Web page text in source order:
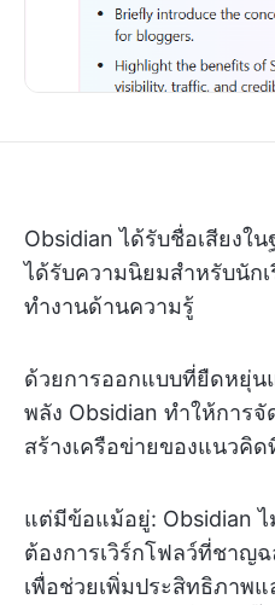
Obsidian ได้รับชื่อเสียงใ
ได้รับความนิยมสำหรับนัก
ทำงานด้านความรู้
ด้วยการออกแบบที่ยืดหยุ่น
พลัง Obsidian ทำให้การ
สร้างเครือข่ายของแนวคิด
แต่มีข้อแม้อยู่: Obsidian
ต้องการเวิร์กโฟลว์ที่ชาญ
เพื่อช่วยเพิ่มประสิทธิภาพแ